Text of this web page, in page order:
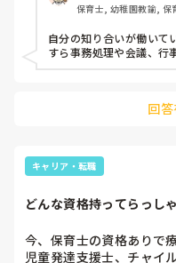
保育士, 幼稚園教諭, 保
自分の知り合いが働いて
すら事務処理や会議、行
回
キャリア・転職
どんな資格持ってらっし
今、保育士の資格ありで
児童発達支援士、チャイ